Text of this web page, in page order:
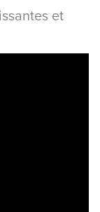
et